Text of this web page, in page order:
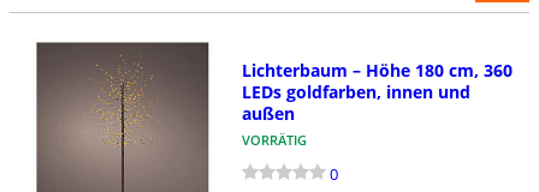
Lichterbaum – Höhe 180 cm, 360
LEDs goldfarben, innen und
außen
VORRÄTIG
0